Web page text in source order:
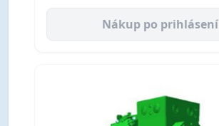
Nákup po prihlásení